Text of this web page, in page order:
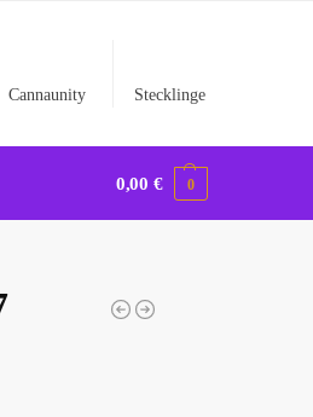
Cannaunity Stecklinge
0,00€ 0